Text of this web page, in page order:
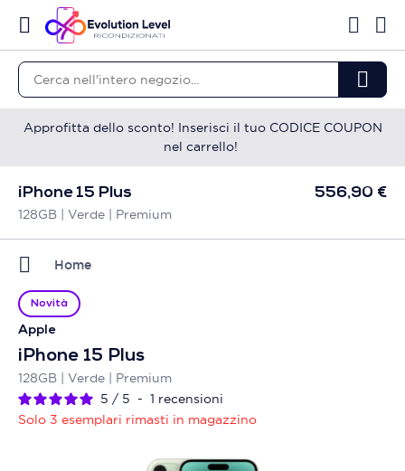
Approfitta dello sconto! Inserisci il tuo CODICE COUPON
nel carrello!
iPhone 15 Plus
128GB | Verde | Premium
556,90 €
Home
Apple
iPhone 15 Plus
128GB | Verde | Premium
5 / 5 - 1 recensioni
Solo 3 esemplari rimasti in magazzino
Novità